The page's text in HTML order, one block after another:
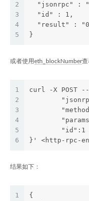
2
3
4
5
"jsonrpc" :
  "id" : 1,
"result" :
}
或者使用eth_blockNumber查
1
2
3
4
5
6
curl -X POST
	"id":1
}' <http-rpc-
结果如下：
1
{